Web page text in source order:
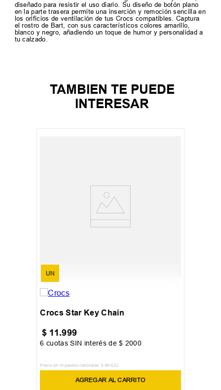
diseñado para resistir el uso diario. Su diseño de botón plano
en la parte trasera permite una inserción y remoción sencilla en
los orificios de ventilación de tus Crocs compatibles. Captura
el rostro de Bart, con sus característicos colores amarillo,
blanco y negro, añadiendo un toque de humor y personalidad a
tu calzado.
TAMBIEN TE PUEDE
INTERESAR
UN
Crocs Star Key Chain
$ 11.999
6 cuotas SIN interés de$ 2000
Precio sin impuestos nacionales: $ 9916,53
AGREGAR AL CARRITO